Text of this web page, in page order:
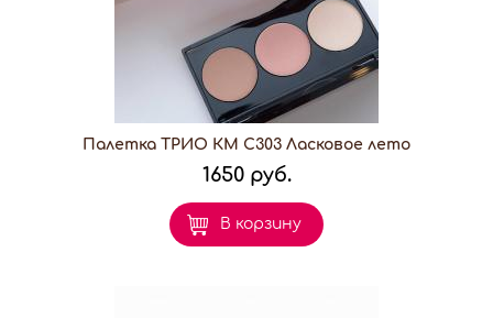
Палетка ТРИО КМ С303 Ласковое лето
1650 руб.
В корзину